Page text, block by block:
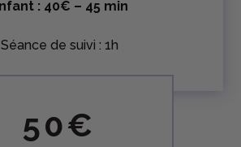
: 40€ – 45 min
Séance de suivi : 1h
50€